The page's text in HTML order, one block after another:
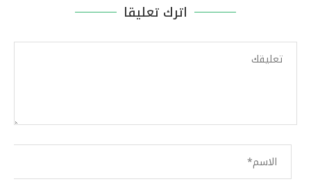
اترك تعليقا